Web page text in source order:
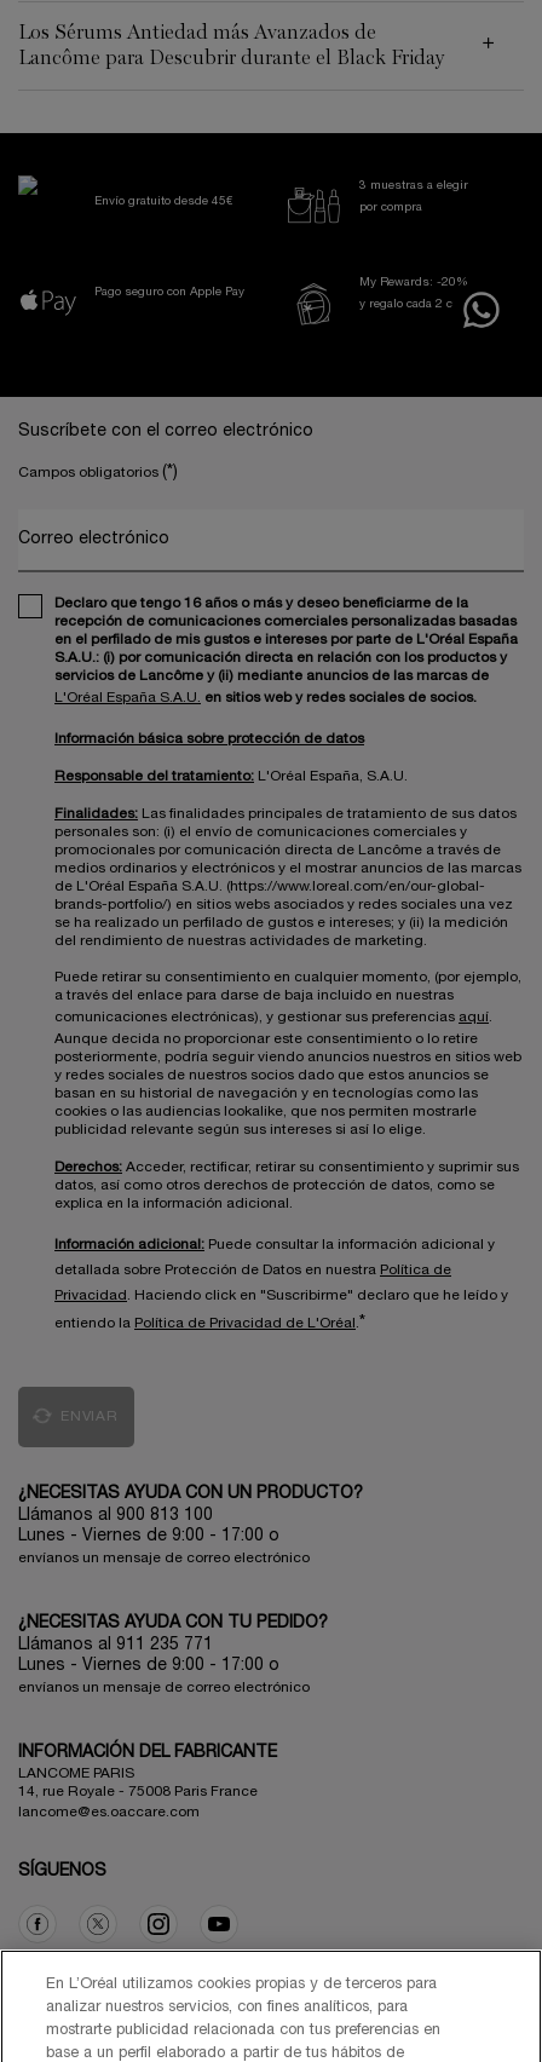
Los Sérums Antiedad más Avanzados de
Lancôme para Descubrir durante el Black Friday
Envío gratuito desde 45€
3 muestras a elegir
por compra
Pago seguro con Apple Pay
My Rewards: -20%
y regalo cada 2 compras
Suscríbete con el correo electrónico
Campos obligatorios (*)
Correo electrónico
Declaro que tengo 16 años o más y deseo beneficiarme de la
recepción de comunicaciones comerciales personalizadas basadas
en el perfilado de mis gustos e intereses por parte de L'Oréal España
S.A.U.: (i) por comunicación directa en relación con los productos y
servicios de Lancôme y (ii) mediante anuncios de las marcas de
L'Oréal España S.A.U.
en sitios web y redes sociales de socios.
Información básica sobre protección de datos
Responsable del tratamiento: L'Oréal España, S.A.U.
Finalidades: Las finalidades principales de tratamiento de sus datos
personales son: (i) el envío de comunicaciones comerciales y
promocionales por comunicación directa de Lancôme a través de
medios ordinarios y electrónicos y el mostrar anuncios de las marcas
de L'Oréal España S.A.U. (https://www.loreal.com/en/our-global-
brands-portfolio/) en sitios webs asociados y redes sociales una vez
se ha realizado un perfilado de gustos e intereses; y (ii) la medición
del rendimiento de nuestras actividades de marketing.
Puede retirar su consentimiento en cualquier momento, (por ejemplo,
a través del enlace para darse de baja incluido en nuestras
comunicaciones electrónicas), y gestionar sus preferencias aquí
Aunque decida no proporcionar este consentimiento o lo retire
posteriormente, podría seguir viendo anuncios nuestros en sitios web
y redes sociales de nuestros socios dado que estos anuncios se
basan en su historial de navegación y en tecnologías como las
cookies o las audiencias lookalike, que nos permiten mostrarle
publicidad relevante según sus intereses si así lo elige.
Derechos: Acceder, rectificar, retirar su consentimiento y suprimir sus
datos, así como otros derechos de protección de datos, como se
explica en la información adicional.
Información adicional: Puede consultar la información adicional y
detallada sobre Protección de Datos en nuestra Política de
Privacidad
. Haciendo click en "Suscribirme" declaro que he leído y
entiendo la Política de Privacidad de L'Oréal *
ENVIAR
¿NECESITAS AYUDA CON UN PRODUCTO?
Llámanos al 900 813 100
Lunes - Viernes de 9:00 - 17:00 o
envíanos un mensaje de correo electrónico
¿NECESITAS AYUDA CON TU PEDIDO?
Llámanos al 911 235 771
Lunes - Viernes de 9:00 - 17:00 o
envíanos un mensaje de correo electrónico
INFORMACIÓN DEL FABRICANTE
LANCOME PARIS
14, rue Royale - 75008 Paris France
lancome@es.oaccare.com
SÍGUENOS
Opción de compra
€ - ES (ES)
En L’Oréal utilizamos cookies propias y de terceros para
analizar nuestros servicios, con fines analíticos, para
mostrarte publicidad relacionada con tus preferencias en
base a un perfil elaborado a partir de tus hábitos de